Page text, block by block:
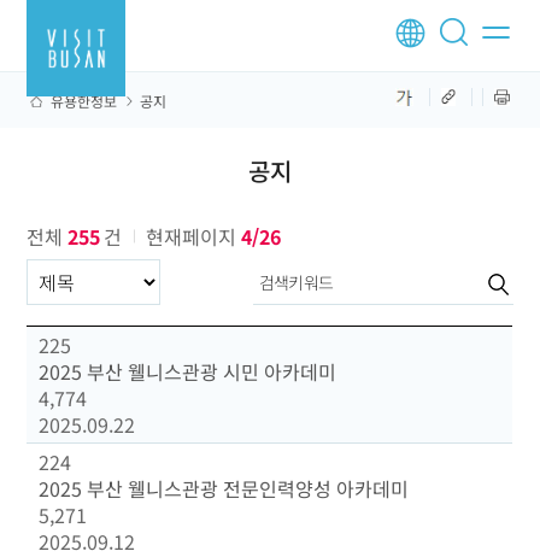
유용한정보 공지
공지
전체255건 현재페이지4/26
구분항목
225
2025 부산 웰니스관광 시민 아카데미
4,774
2025.09.22
224
2025 부산 웰니스관광 전문인력양성 아카데미
5,271
2025.09.12